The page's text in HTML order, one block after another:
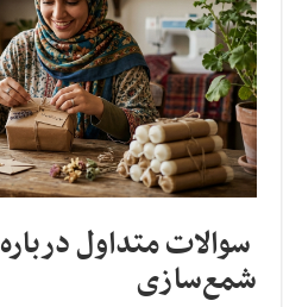
سوالات متداول
شمع‌سازی